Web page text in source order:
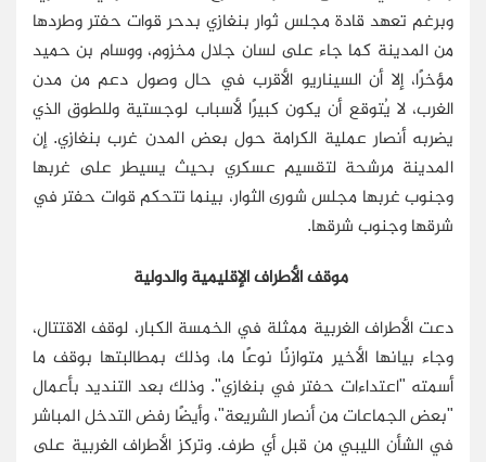
وبرغم تعهد قادة مجلس ثوار بنغازي بدحر قوات حفتر وطردها
من المدينة كما جاء على لسان جلال مخزوم، ووسام بن حميد
مؤخرًا، إلا أن السيناريو الأقرب في حال وصول دعم من مدن
الغرب، لا يُتوقع أن يكون كبيرًا لأسباب لوجستية وللطوق الذي
يضربه أنصار عملية الكرامة حول بعض المدن غرب بنغازي. إن
المدينة مرشحة لتقسيم عسكري بحيث يسيطر على غربها
وجنوب غربها مجلس شورى الثوار، بينما تتحكم قوات حفتر في
شرقها وجنوب شرقها.
موقف الأطراف الإقليمية والدولية
دعت الأطراف الغربية ممثلة في الخمسة الكبار، لوقف الاقتتال،
وجاء بيانها الأخير متوازنًا نوعًا ما، وذلك بمطالبتها بوقف ما
أسمته "اعتداءات حفتر في بنغازي". وذلك بعد التنديد بأعمال
"بعض الجماعات من أنصار الشريعة"، وأيضًا رفض التدخل المباشر
في الشأن الليبي من قبل أي طرف. وتركز الأطراف الغربية على